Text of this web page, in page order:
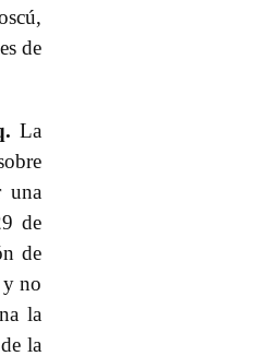
de
La
una
de
de
y no
la
la